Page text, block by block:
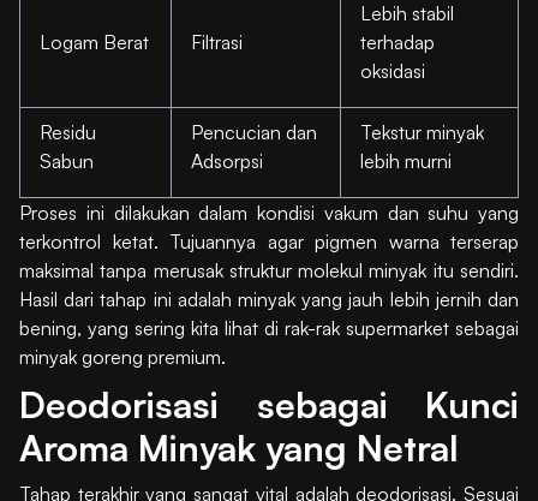
Logam Berat Filtrasi
Lebih stabil
terhadap
oksidasi
Residu
Sabun
Pencucian dan
Adsorpsi
Tekstur minyak
lebih murni
Proses ini dilakukan dalam kondisi vakum dan suhu yang
terkontrol ketat. Tujuannya agar pigmen warna terserap
maksimal tanpa merusak struktur molekul minyak itu sendiri.
Hasil dari tahap ini adalah minyak yang jauh lebih jernih dan
bening, yang sering kita lihat di rak-rak supermarket sebagai
minyak goreng premium.
Deodorisasi sebagai Kunci
Aroma Minyak yang Netral
Tahap terakhir yang sangat vital adalah deodorisasi. Sesuai